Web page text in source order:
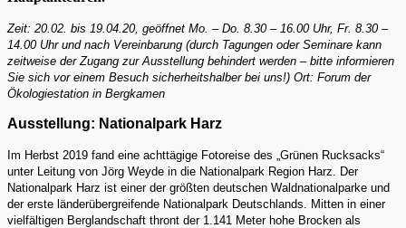
Zeit: 20.02. bis 19.04.20, geöffnet Mo. – Do. 8.30 – 16.00 Uhr, Fr. 8.30 –
14.00 Uhr und nach Vereinbarung (durch Tagungen oder Seminare kann
zeitweise der Zugang zur Ausstellung behindert werden – bitte informieren
Sie sich vor einem Besuch sicherheitshalber bei uns!) Ort: Forum der
Ökologiestation in Bergkamen
Ausstellung: Nationalpark Harz
Im Herbst 2019 fand eine achttägige Fotoreise des „Grünen Rucksacks“
unter Leitung von Jörg Weyde in die Nationalpark Region Harz. Der
Nationalpark Harz ist einer der größten deutschen Waldnationalparke und
der erste länderübergreifende Nationalpark Deutschlands. Mitten in einer
vielfältigen Berglandschaft thront der 1.141 Meter hohe Brocken als